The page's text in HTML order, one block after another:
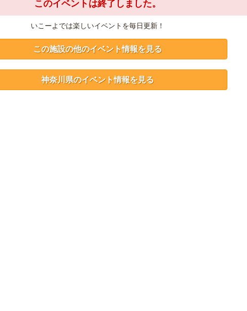
このイベントは終了しました。
いこーよでは楽しいイベントを毎日更新！
この施設の他のイベント情報を見る
神奈川県のイベント情報を見る